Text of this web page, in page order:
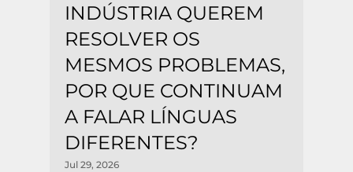
INDÚSTRIA QUEREM
RESOLVER OS
MESMOS PROBLEMAS,
POR QUE CONTINUAM
A FALAR LÍNGUAS
DIFERENTES?
Jul 29, 2026